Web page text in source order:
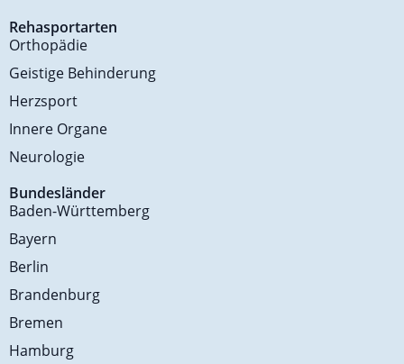
Rehasportarten
Orthopädie
Geistige Behinderung
Herzsport
Innere Organe
Neurologie
Bundesländer
Baden-Württemberg
Bayern
Berlin
Brandenburg
Bremen
Hamburg